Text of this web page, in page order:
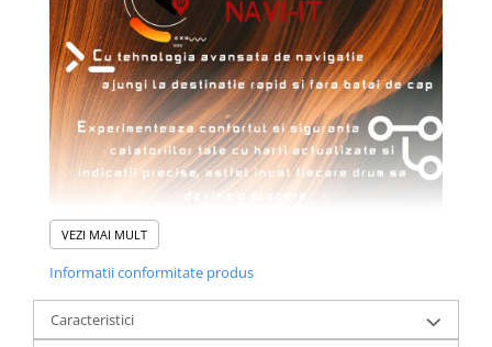
VEZI MAI MULT
Informatii conformitate produs
Caracteristici